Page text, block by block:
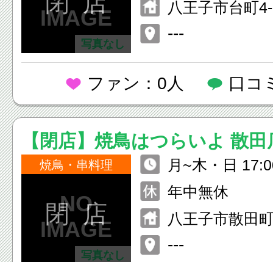
写真なし
八王子市台町
---
ファン：0人 口コ
【閉店】焼鳥はつらいよ 散田
焼鳥・串料理
写真なし
閉 店
月~木・日
23:00) 金・土 17:00~翌1:00
年中無休
八王子市散田
---